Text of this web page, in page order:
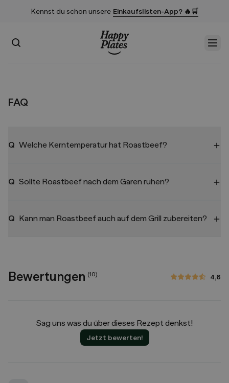
Kennst du schon unsere Einkaufslisten-App? 🔥🛒
Suchen
FAQ
Q Welche Kerntemperatur hat Roastbeef?
Q Sollte Roastbeef nach dem Garen ruhen?
Q Kann man Roastbeef auch auf dem Grill zubereiten?
Bewertungen (10) 4,6
4,6 von 5 Sternen
Sag uns was du über dieses Rezept denkst!
Jetzt bewerten!